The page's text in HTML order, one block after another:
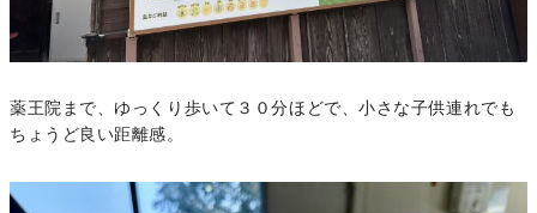
薬王院まで、ゆっくり歩いて３０分ほどで、小さな子供連れでも
ちょうど良い距離感。